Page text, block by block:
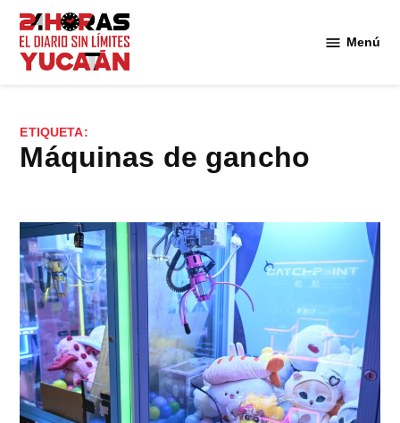
Saltar
contenido
Menú
ETIQUETA:
máquinas de gancho